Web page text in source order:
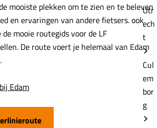
Utr
ech
t
Cul
em
bor
g
mooiste plekken om te zien en te beleven
en ervaringen van andere fietsers. ook
mooie routegids voor de LF
De route voert je helemaal van Edam
Edam